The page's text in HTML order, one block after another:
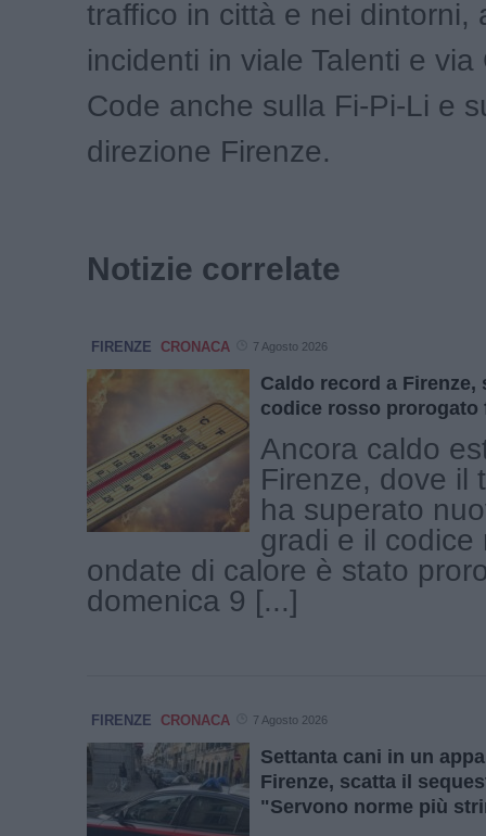
traffico in città e nei dintorni,
incidenti in viale Talenti e
Code anche sulla Fi-Pi-Li e
direzione Firenze.
Notizie correlate
FIRENZE CRONACA 7 Agosto 2026
Caldo record a
codice rosso prorogato
Ancora caldo
Firenze, dove il
ha superato
gradi e il codice
ondate di calore è stato
domenica 9 [...]
FIRENZE CRONACA 7 Agosto 2026
Settanta cani in un
Firenze, scatta il
"Servono norme più